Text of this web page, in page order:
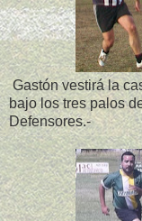
Gastón vestirá la
bajo los tres palos
Defensores.-